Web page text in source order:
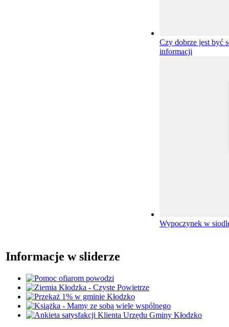
Czy dobrze jest być
informacji
Wypoczynek w
Informacje w sliderze